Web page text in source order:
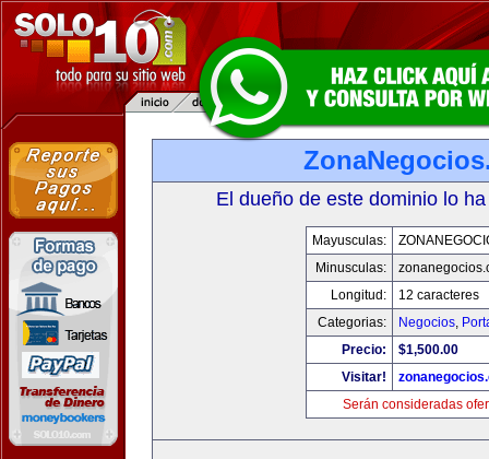
El dueño de este dominio lo
Mayusculas:
Minusculas:
Longitud:
12 caracteres
Categorias:
Negocios,
Precio:
$1,500.00
Visitar!
Serán consideradas